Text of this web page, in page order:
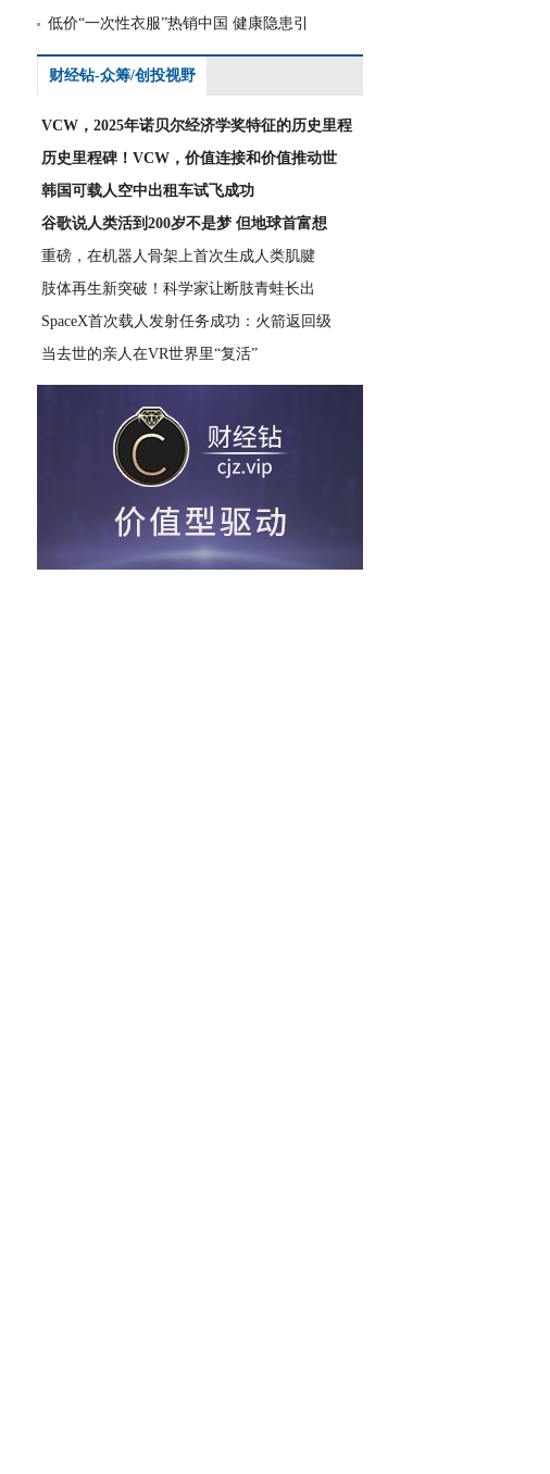
低价“一次性衣服”热销中国 健康隐患引
财经钻-众筹/创投视野
VCW，2025年诺贝尔经济学奖特征的历史里程
历史里程碑！VCW，价值连接和价值推动世
韩国可载人空中出租车试飞成功
谷歌说人类活到200岁不是梦 但地球首富想
重磅，在机器人骨架上首次生成人类肌腱
肢体再生新突破！科学家让断肢青蛙长出
SpaceX首次载人发射任务成功：火箭返回级
当去世的亲人在VR世界里“复活”